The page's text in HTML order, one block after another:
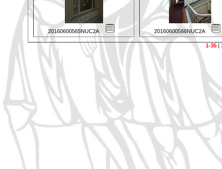
20160600565NUC2A 20160600566NUC2A
1-35|